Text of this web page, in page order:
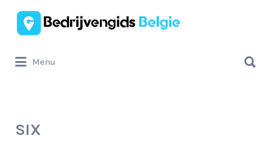
Zoek
naar:
Menu
naar:
SIX